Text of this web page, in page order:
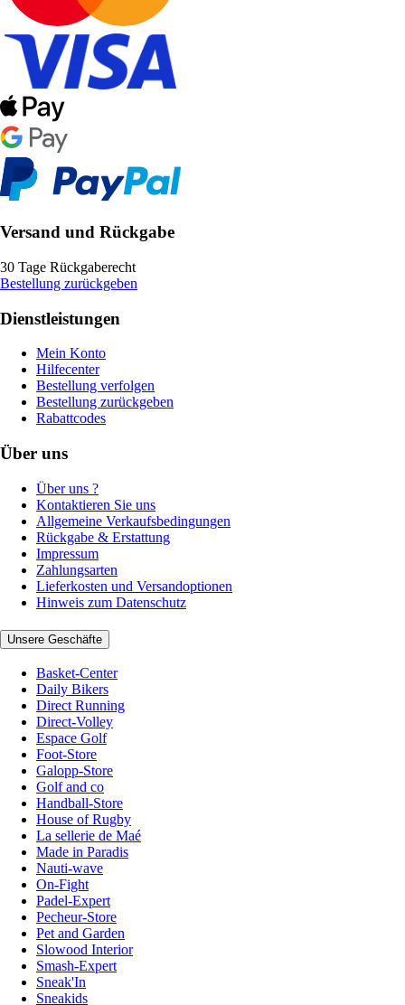
Versand und Rückgabe
30 Tage Rückgaberecht
Bestellung zurückgeben
Dienstleistungen
Mein Konto
Hilfecenter
Bestellung verfolgen
Bestellung zurückgeben
Rabattcodes
Über uns
Über uns ?
Kontaktieren Sie uns
Allgemeine Verkaufsbedingungen
Rückgabe & Erstattung
Impressum
Zahlungsarten
Lieferkosten und Versandoptionen
Hinweis zum Datenschutz
Unsere Geschäfte
Basket-Center
Daily Bikers
Direct Running
Direct-Volley
Espace Golf
Foot-Store
Galopp-Store
Golf and co
Handball-Store
House of Rugby
La sellerie de Maé
Made in Paradis
Nauti-wave
On-Fight
Padel-Expert
Pecheur-Store
Pet and Garden
Slowood Interior
Smash-Expert
Sneak'In
Sneakids